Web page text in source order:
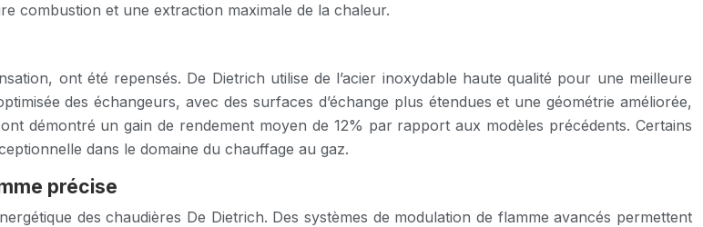
combustion et une extraction maximale de la chaleur.
ont été repensés. De Dietrich utilise de l’acier inoxydable haute qualité pour une meilleure
des échangeurs, avec des surfaces d’échange plus étendues et une géométrie améliorée,
démontré un gain de rendement moyen de 12% par rapport aux modèles précédents. Certains
dans le domaine du chauffage au gaz.
précise
des chaudières De Dietrich. Des systèmes de modulation de flamme avancés permettent